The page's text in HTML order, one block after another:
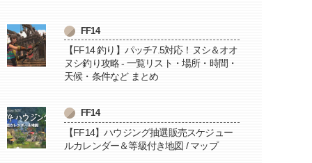
FF14
【FF14 釣り】パッチ7.5対応！ヌシ＆オオ
ヌシ釣り攻略 - 一覧リスト・場所・時間・
天候・条件など まとめ
FF14
【FF14】ハウジング抽選販売スケジュー
ルカレンダー＆等級付き地図 / マップ